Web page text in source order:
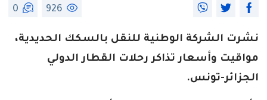
926
0
نشرت الشركة الوطنية للنقل بالسكك الحديدية،
مواقيت وأسعار تذاكر رحلات القطار الدولي
الجزائر-تونس.